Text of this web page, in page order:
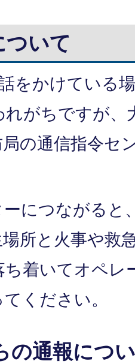
ついて
をかけている
がちですが、
の通信指令セ
につながると
所と火事や救
ち着いてオペレ
ください。
の通報につ